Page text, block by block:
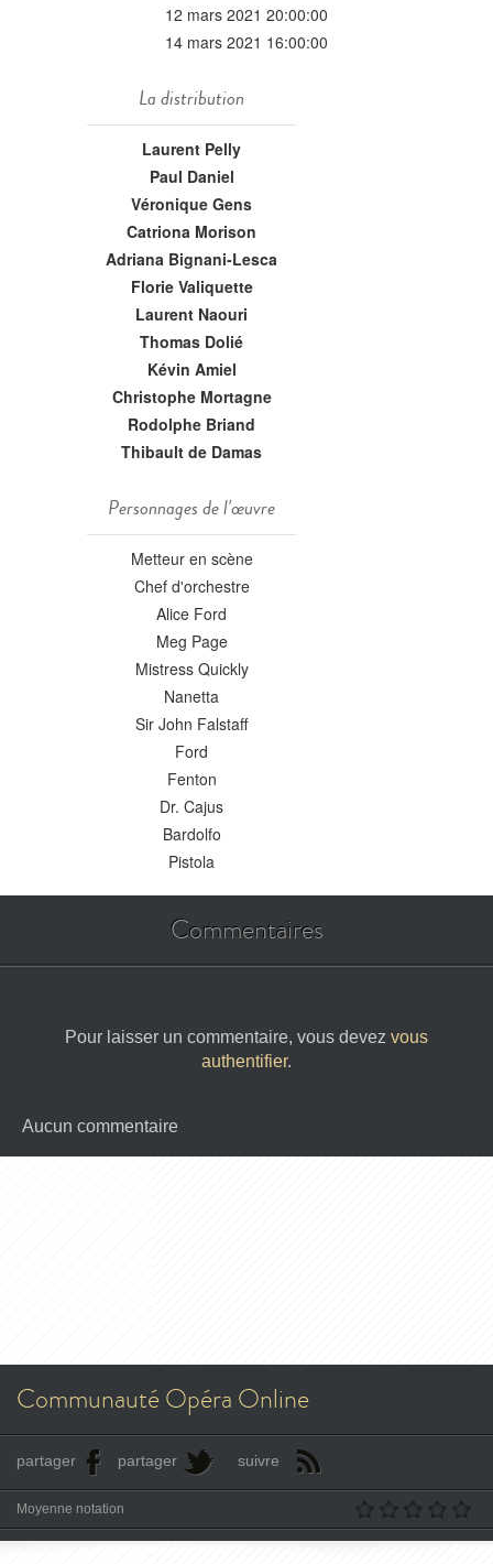
12 mars 2021 20:00:00
14 mars 2021 16:00:00
La distribution
Laurent Pelly
Paul Daniel
Véronique Gens
Catriona Morison
Adriana Bignani-Lesca
Florie Valiquette
Laurent Naouri
Thomas Dolié
Kévin Amiel
Christophe Mortagne
Rodolphe Briand
Thibault de Damas
Personnages de l'œuvre
Metteur en scène
Chef d'orchestre
Alice Ford
Meg Page
Mistress Quickly
Nanetta
Sir John Falstaff
Ford
Fenton
Dr. Cajus
Bardolfo
Pistola
Commentaires
Pour laisser un commentaire, vous devez vous
authentifier.
Aucun commentaire
Communauté Opéra Online
partager partager suivre
Moyenne notation